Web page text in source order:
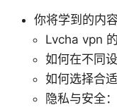
你将学到的内容
Lvcha vpn
如何在不同
如何选择合
隐私与安全